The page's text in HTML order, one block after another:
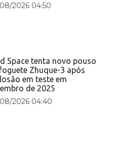
2026 04:50
Space tenta novo pouso
Zhuque-3 após
em teste em
de 2025
2026 04:40